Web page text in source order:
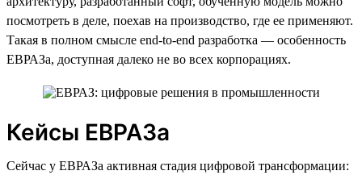
посмотреть в деле, поехав на производство, где ее применяют.
Такая в полном смысле end-to-end разработка — особенность
ЕВРАЗа, доступная далеко не во всех корпорациях.
Кейсы ЕВРАЗа
Сейчас у ЕВРАЗа активная стадия цифровой трансформации: